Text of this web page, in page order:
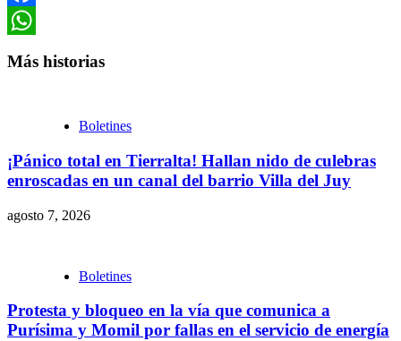
Facebook
Más historias
Boletines
¡Pánico total en Tierralta! Hallan nido de culebras
enroscadas en un canal del barrio Villa del Juy
agosto 7, 2026
Boletines
Protesta y bloqueo en la vía que comunica a
Purísima y Momil por fallas en el servicio de energía